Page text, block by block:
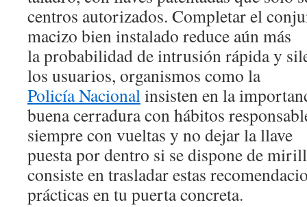
centros autorizados. Completar el
macizo bien instalado reduce aún más
la probabilidad de intrusión rápida y
los usuarios, organismos como la
Policía Nacionalinsisten en la
buena cerradura con hábitos
siempre con vueltas y no dejar la llave
puesta por dentro si se dispone de
consiste en trasladar estas
prácticas en tu puerta concreta.